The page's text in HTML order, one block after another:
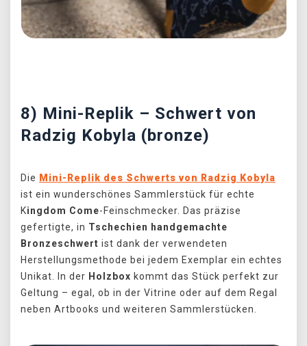
8) Mini-Replik – Schwert von
Radzig Kobyla (bronze)
Die Mini-Replik des Schwerts von Radzig Kobyla
ist ein wunderschönes Sammlerstück für echte
Kingdom Come-Feinschmecker. Das präzise
gefertigte, in Tschechien handgemachte
Bronzeschwert ist dank der verwendeten
Herstellungsmethode bei jedem Exemplar ein echtes
Unikat. In der Holzbox kommt das Stück perfekt zur
Geltung – egal, ob in der Vitrine oder auf dem Regal
neben Artbooks und weiteren Sammlerstücken.